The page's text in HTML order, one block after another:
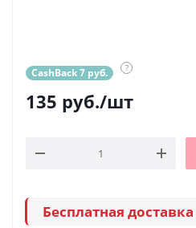
CashBack 7 руб. ?
135 руб./шт
Бесплатная